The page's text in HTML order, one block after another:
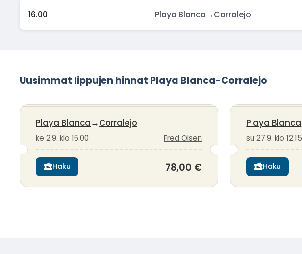
16.00 Playa Blanca→Corralejo
Uusimmat lippujen hinnat Playa Blanca-Corralejo
Playa Blanca→Corralejo
ke 2.9. klo 16.00 Fred Olsen
Haku 78,00 €
Playa Blanca
su 27.9. klo 12.15
Haku